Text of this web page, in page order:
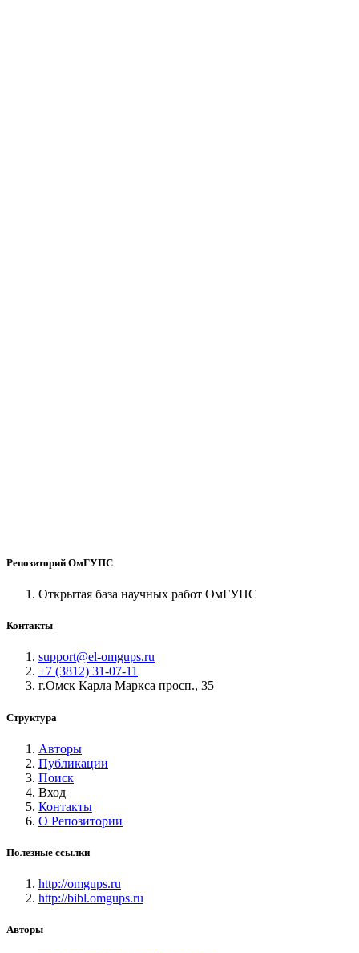
Репозиторий ОмГУПС
Открытая база научных работ ОмГУПС
Контакты
support@el-omgups.ru
+7 (3812) 31-07-11
г.Омск Карла Маркса просп., 35
Структура
Авторы
Публикации
Поиск
Вход
Контакты
О Репозитории
Полезные ссылки
http://omgups.ru
http://bibl.omgups.ru
Авторы